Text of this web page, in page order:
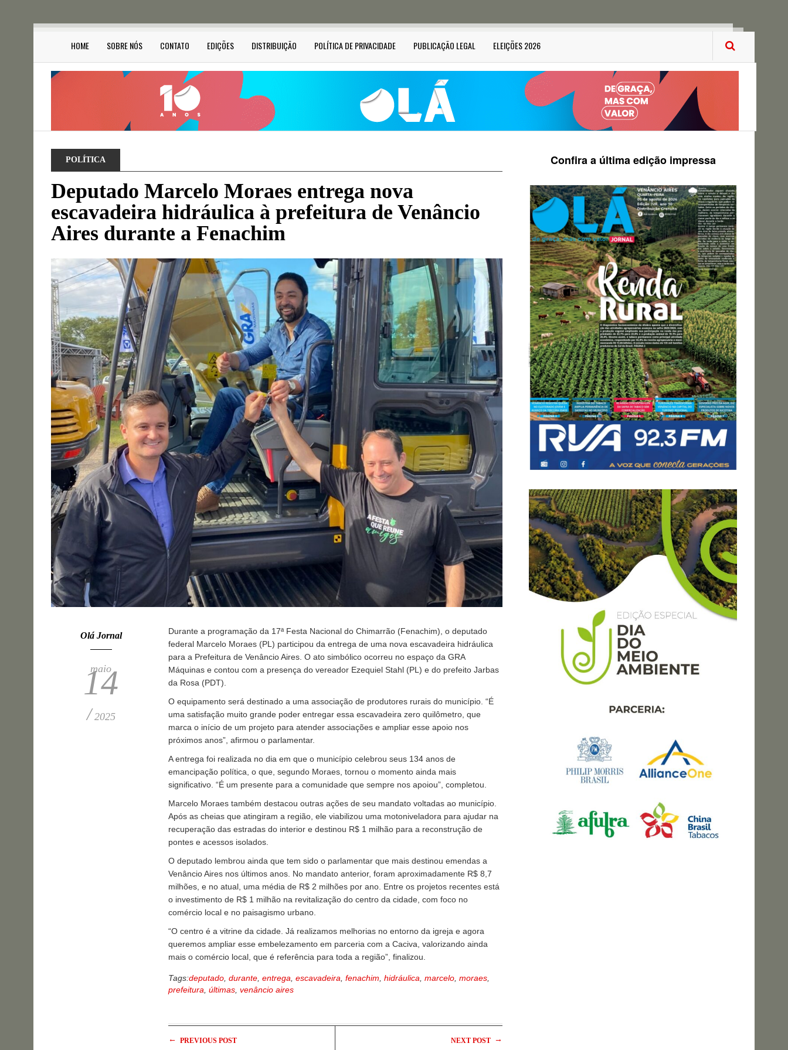
HOME SOBRE NÓS CONTATO EDIÇÕES DISTRIBUIÇÃO POLÍTICA DE PRIVACIDADE PUBLICAÇÃO LEGAL ELEIÇÕES 2026
POLÍTICA
Deputado Marcelo Moraes entrega nova
escavadeira hidráulica à prefeitura de Venâncio
Aires durante a Fenachim
Olá Jornal
maio
14
/2025
Durante a programação da 17ª Festa Nacional do Chimarrão (Fenachim), o deputado
federal Marcelo Moraes (PL) participou da entrega de uma nova escavadeira hidráulica
para a Prefeitura de Venâncio Aires. O ato simbólico ocorreu no espaço da GRA
Máquinas e contou com a presença do vereador Ezequiel Stahl (PL) e do prefeito Jarbas
da Rosa (PDT).
O equipamento será destinado a uma associação de produtores rurais do município. “É
uma satisfação muito grande poder entregar essa escavadeira zero quilômetro, que
marca o início de um projeto para atender associações e ampliar esse apoio nos
próximos anos”, afirmou o parlamentar.
A entrega foi realizada no dia em que o município celebrou seus 134 anos de
emancipação política, o que, segundo Moraes, tornou o momento ainda mais
significativo. “É um presente para a comunidade que sempre nos apoiou”, completou.
Marcelo Moraes também destacou outras ações de seu mandato voltadas ao município.
Após as cheias que atingiram a região, ele viabilizou uma motoniveladora para ajudar na
recuperação das estradas do interior e destinou R$ 1 milhão para a reconstrução de
pontes e acessos isolados.
O deputado lembrou ainda que tem sido o parlamentar que mais destinou emendas a
Venâncio Aires nos últimos anos. No mandato anterior, foram aproximadamente R$ 8,7
milhões, e no atual, uma média de R$ 2 milhões por ano. Entre os projetos recentes está
o investimento de R$ 1 milhão na revitalização do centro da cidade, com foco no
comércio local e no paisagismo urbano.
“O centro é a vitrine da cidade. Já realizamos melhorias no entorno da igreja e agora
queremos ampliar esse embelezamento em parceria com a Caciva, valorizando ainda
mais o comércio local, que é referência para toda a região”, finalizou.
Tags:deputado durante entrega escavadeira fenachim hidráulica marcelo moraes
prefeitura últimas venâncio aires
← PREVIOUS POST NEXT POST →
Confira a última edição impressa